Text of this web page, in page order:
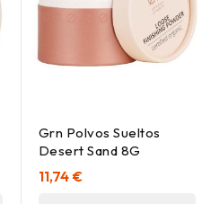
Grn Polvos Sueltos
Desert Sand 8G
11,74 €